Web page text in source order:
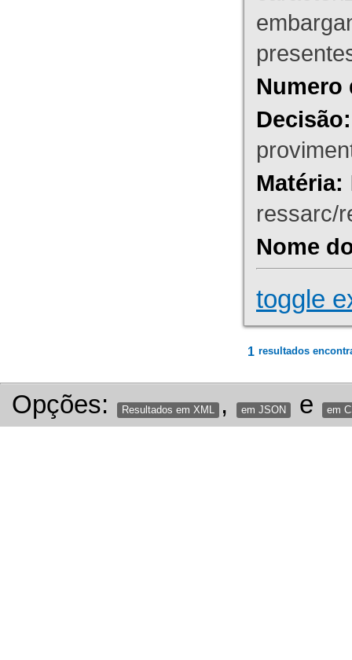
Numero
Decisão:
Matéria:
ressarc/
Nome
toggle
1 resultados
Opções: Resultados em XML , em JSON e em